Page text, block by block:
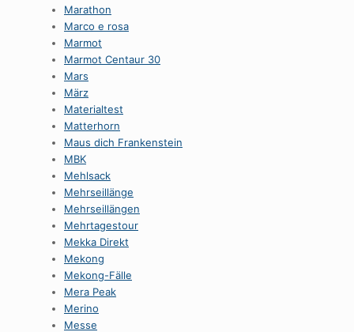
Marathon
Marco e rosa
Marmot
Marmot Centaur 30
Mars
März
Materialtest
Matterhorn
Maus dich Frankenstein
MBK
Mehlsack
Mehrseillänge
Mehrseillängen
Mehrtagestour
Mekka Direkt
Mekong
Mekong-Fälle
Mera Peak
Merino
Messe